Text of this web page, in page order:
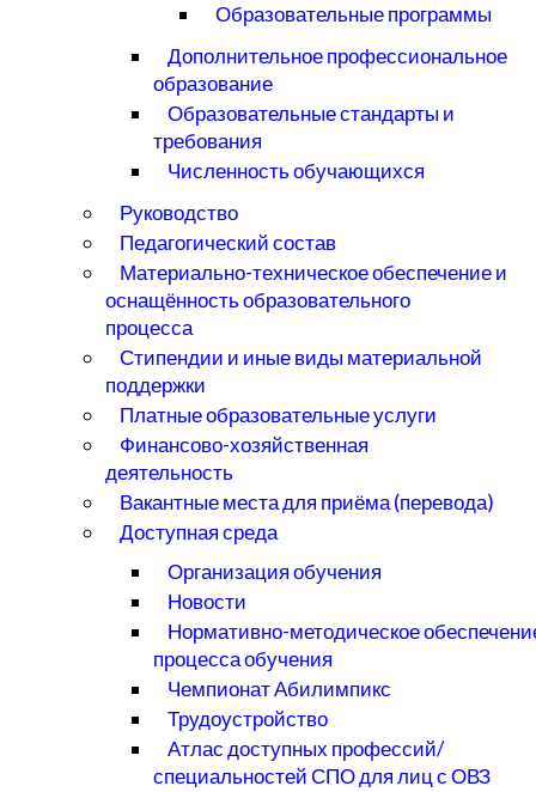
Образовательные программы
Дополнительное профессиональное
образование
Образовательные стандарты и
требования
Численность обучающихся
Руководство
Педагогический состав
Материально-техническое обеспечение и
оснащённость образовательного
процесса
Стипендии и иные виды материальной
поддержки
Платные образовательные услуги
Финансово-хозяйственная
деятельность
Вакантные места для приёма (перевода)
Доступная среда
Организация обучения
Новости
Нормативно-методическое
процесса обучения
Чемпионат Абилимпикс
Трудоустройство
Атлас доступных профессий/
специальностей СПО для лиц с ОВЗ